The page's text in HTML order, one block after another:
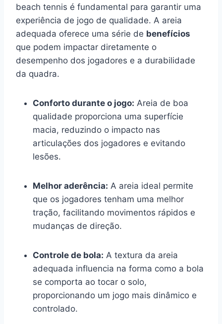
beach tennis é fundamental para garantir uma
experiência de jogo de qualidade. A areia
adequada oferece uma série de benefícios
que podem impactar diretamente o
desempenho dos jogadores e a durabilidade
da quadra.
Conforto durante o jogo: Areia de boa
qualidade proporciona uma superfície
macia, reduzindo o impacto nas
articulações dos jogadores e evitando
lesões.
Melhor aderência: A areia ideal permite
que os jogadores tenham uma melhor
tração, facilitando movimentos rápidos e
mudanças de direção.
Controle de bola: A textura da areia
adequada influencia na forma como a bola
se comporta ao tocar o solo,
proporcionando um jogo mais dinâmico e
controlado.